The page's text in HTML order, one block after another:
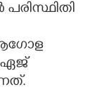
പരിസ്ഥിതി
ഏജ്